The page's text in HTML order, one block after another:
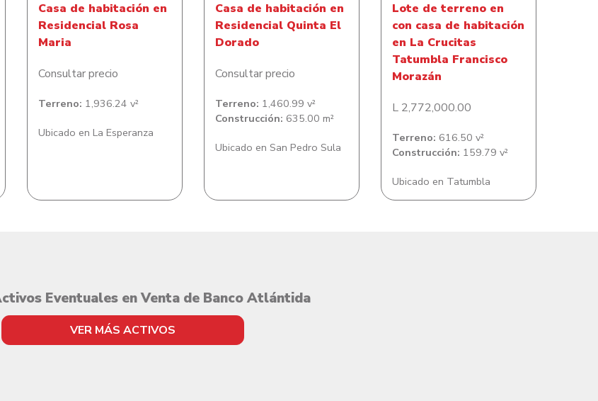
Casa de habitación en
Residencial Rosa
Maria
Consultar precio
Terreno: 1,936.24 v²
Ubicado en La Esperanza
Casa de habitación en
Residencial Quinta El
Dorado
Consultar precio
Terreno: 1,460.99 v²
Construcción: 635.00 m²
Ubicado en San Pedro Sula
Lote de terreno en
con casa de habitación
en La Crucitas
Tatumbla Francisco
Morazán
L 2,772,000.00
Terreno: 616.50 v²
Construcción: 159.79 v²
Ubicado en Tatumbla
Eventuales en Venta de Banco Atlántida
VER MÁS ACTIVOS